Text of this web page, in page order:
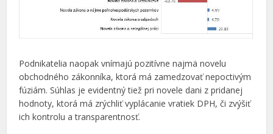
Podnikatelia naopak vnímajú pozitívne najmä novelu
obchodného zákonníka, ktorá má zamedzovať nepoctivým
fúziám. Súhlas je evidentný tiež pri novele dani z pridanej
hodnoty, ktorá má zrýchliť vyplácanie vratiek DPH, či zvýšiť
ich kontrolu a transparentnosť.